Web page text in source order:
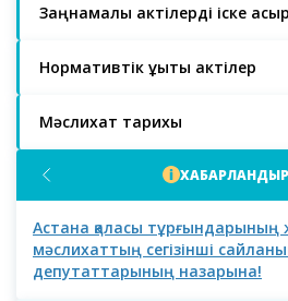
Заңнамалық актілерді іске
Нормативтік құқықтық актілер
Мәслихат тарихы
Астана қаласы тұрғындарының
мәслихаттың сегізінші
депутаттарының назарына!